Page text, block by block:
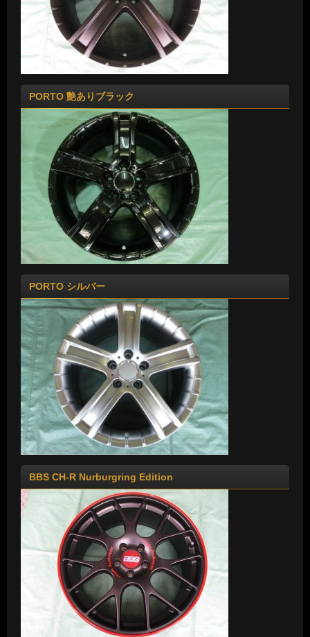
PORTO 艶ありブラック
PORTO シルバー
BBS CH-R Nurburgring Edition